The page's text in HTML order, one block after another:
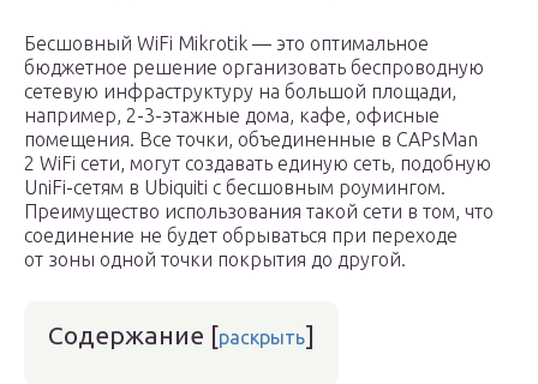
Бесшовный WiFi Mikrotik — это оптимальное
бюджетное решение организовать беспроводную
сетевую инфраструктуру на большой площади,
например, 2-3-этажные дома, кафе, офисные
помещения. Все точки, объединенные в CAPsMan
2 WiFi сети, могут создавать единую сеть, подобную
UniFi-сетям в Ubiquiti с бесшовным роумингом.
Преимущество использования такой сети в том, что
соединение не будет обрываться при переходе
от зоны одной точки покрытия до другой.
Содержание [раскрыть]